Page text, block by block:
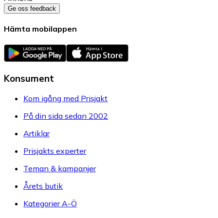
Ge oss feedback
Hämta mobilappen
Konsument
Kom igång med Prisjakt
På din sida sedan 2002
Artiklar
Prisjakts experter
Teman & kampanjer
Årets butik
Kategorier A-Ö